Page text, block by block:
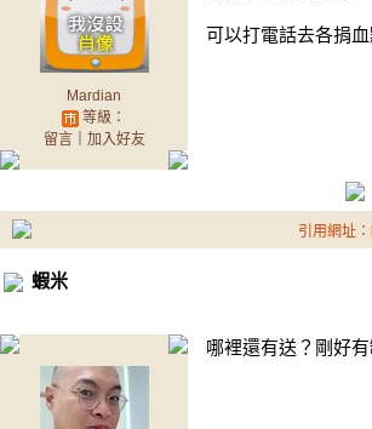
Mardian
等級：
留言｜ 加入好友
可以打電話去各捐
引用網址
蝦米
哪裡還有送？剛好